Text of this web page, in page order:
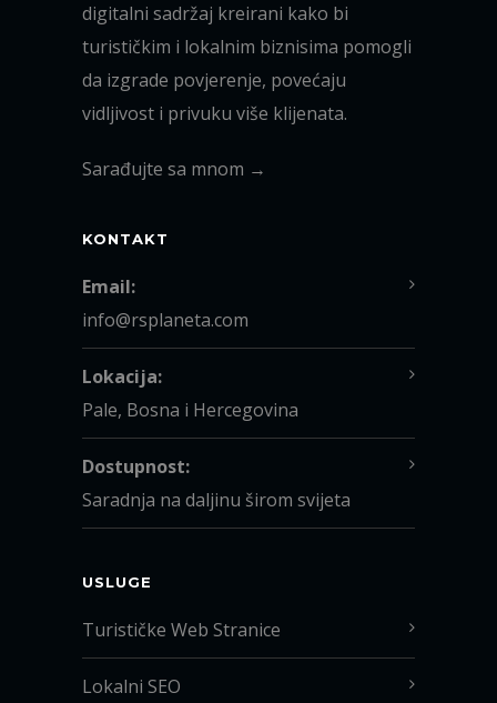
digitalni sadržaj kreirani kako bi
turističkim i lokalnim biznisima pomogli
da izgrade povjerenje, povećaju
vidljivost i privuku više klijenata.
Sarađujte sa mnom →
KONTAKT
Email:
info@rsplaneta.com
Lokacija:
Pale, Bosna i Hercegovina
Dostupnost:
Saradnja na daljinu širom svijeta
USLUGE
Turističke Web Stranice
Lokalni SEO